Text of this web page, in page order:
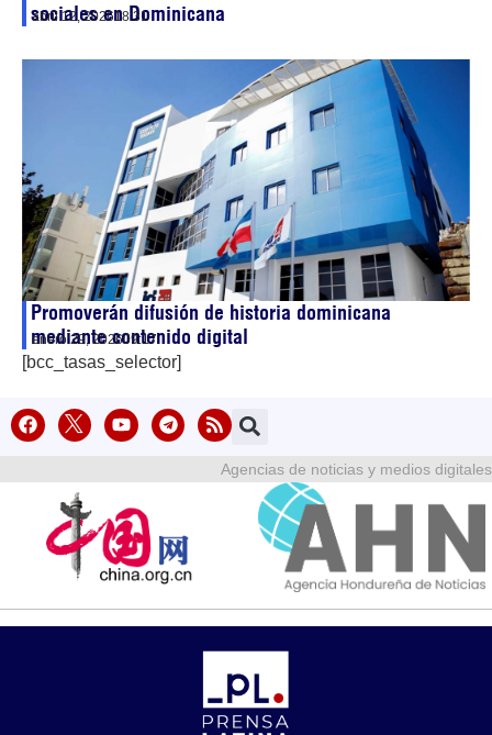
sociales en Dominicana
abril 12, 202618:31
Promoverán difusión de historia dominicana
mediante contenido digital
enero 29, 202609:17
[bcc_tasas_selector]
Agencias de noticias y medios digitales